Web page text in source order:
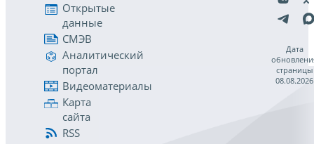
Открытые
данные
СМЭВ
Аналитический
портал
Видеоматериалы
Карта
сайта
RSS
Дата
страницы
08.08.2026